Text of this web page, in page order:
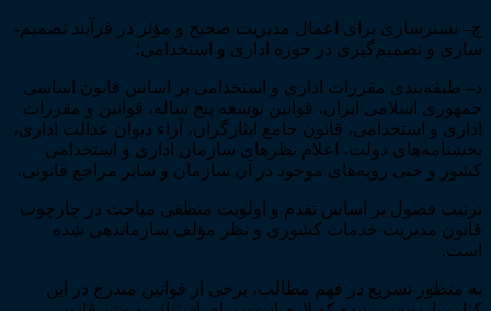
ج–بسترسازی برای اعمال مدیریت صحیح و مؤثر در فرآیند تصمیم‌­
سازی و تصمیم‌­گیری در حوزه اداری و استخدامی؛
د– طبقه‌­بندی مقررات اداری و استخدامی بر اساس قانون اساسی
جمهوری اسلامی ایران، قوانین توسعه پنج ساله، قوانین و مقررات
اداری و استخدامی، قانون جامع ایثارگران، آراء دیوان عدالت اداری،
بخشنامه­‌های دولت، اعلام نظرهای سازمان اداری و استخدامی
کشور و حتی رویه­‌های موجود در آن سازمان و سایر مراجع قانونی.
ترتیب فصول بر اساس تقدم و اولویت منطقی مباحث در چارچوب
قانون مدیریت خدمات کشوری و نظر مؤلف سازماندهی شده
است.
به منظور تسریع در فهم مطالب، برخی از قوانین مندرج در این